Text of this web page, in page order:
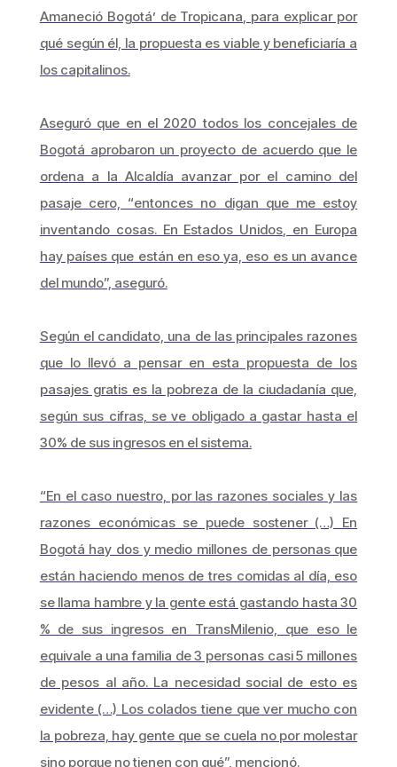
Amaneció Bogotá’ de Tropicana, para explicar por
qué según él, la propuesta es viable y beneficiaría a
los capitalinos.
Aseguró que en el 2020 todos los concejales de
Bogotá aprobaron un proyecto de acuerdo que le
ordena a la Alcaldía avanzar por el camino del
pasaje cero, “entonces no digan que me estoy
inventando cosas. En Estados Unidos, en Europa
hay países que están en eso ya, eso es un avance
del mundo”, aseguró.
Según el candidato, una de las principales razones
que lo llevó a pensar en esta propuesta de los
pasajes gratis es la pobreza de la ciudadanía que,
según sus cifras, se ve obligado a gastar hasta el
30% de sus ingresos en el sistema.
“En el caso nuestro, por las razones sociales y las
razones económicas se puede sostener (…) En
Bogotá hay dos y medio millones de personas que
están haciendo menos de tres comidas al día, eso
se llama hambre y la gente está gastando hasta 30
% de sus ingresos en TransMilenio, que eso le
equivale a una familia de 3 personas casi 5 millones
de pesos al año. La necesidad social de esto es
evidente (…) Los colados tiene que ver mucho con
la pobreza, hay gente que se cuela no por molestar
sino porque no tienen con qué”, mencionó.